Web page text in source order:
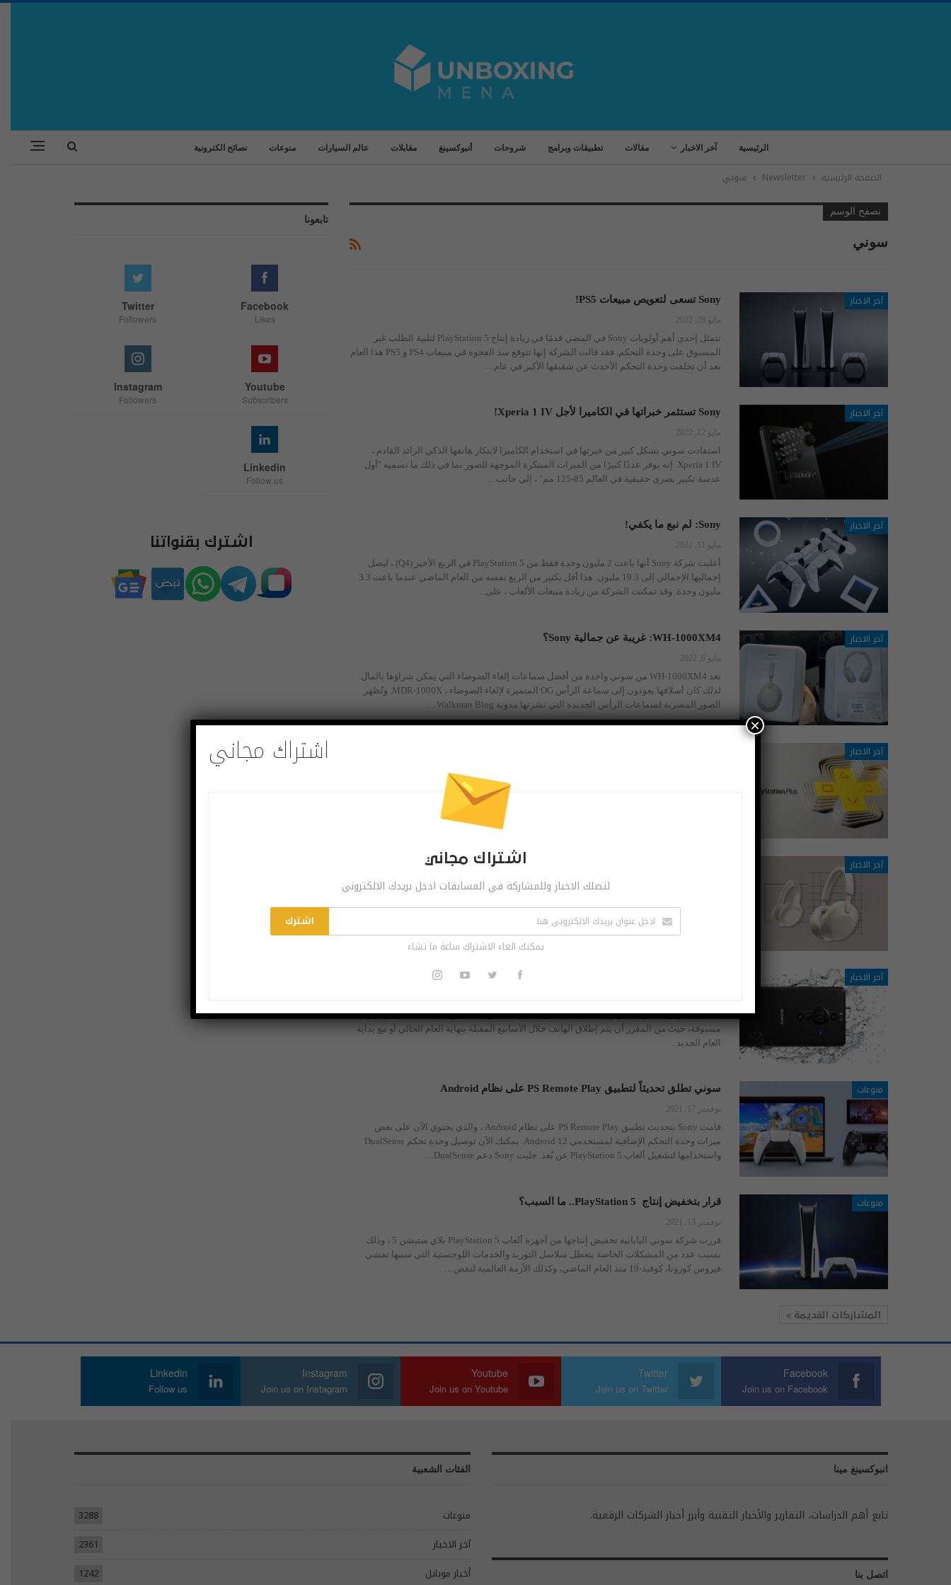
الرئيسية آخر الاخبار مقالات تطبيقات وبرامج شروحات أنبوكسينغ مقابلات عالم السيارات منوعات نصائح الكترونية
الصفحة الرئيسية Newsletter سوني
تصفح الوسم
سوني
آخر الاخبار Sony تسعى لتعويص مبيعات PS5!
مايو 28, 2022
تتمثل إحدى أهم أولويات Sony في المضي قدمًا في زيادة إنتاج PlayStation 5 لتلبية الطلب غير
المسبوق على وحدة التحكم. فقد قالت الشركة إنها تتوقع سد الفجوة في مبيعات PS4 و PS5 هذا العام
بعد أن تخلفت وحدة التحكم الأحدث عن شقيقها الأكبر في عام
آخر الاخبار Sony تستثمر خبراتها في الكاميرا لأجل Xperia 1 IV!
مايو 12, 2022
استفادت سوني بشكل كبير من خبرتها في استخدام الكاميرا لابتكار هاتفها الذكي الرائد القادم ،
Xperia 1 IV. إنه يوفر عددًا كبيرًا من الميزات المبتكرة الموجهة للصور بما في ذلك ما تسميه "أول
عدسة تكبير بصري حقيقية في العالم 85-125 مم" ، إلى جانب
…
آخر الاخبار Sony: لم نبع ما يكفي!
مايو 11, 2022
أعلنت شركة Sony أنها باعت 2 مليون وحدة فقط من PlayStation 5 في الربع الأخير (Q4) ، ليصل
إجماليها الإجمالي إلى 19.3 مليون. هذا أقل بكثير من الربع نفسه من العام الماضي عندما باعت 3.3
مليون وحدة. وقد تمكنت الشركة من زيادة مبيعات الألعاب ، على …
آخر الاخبار WH-1000XM4: غريبة عن جمالية Sony؟
مايو 6, 2022
تعد WH-1000XM4 من سوني واحدة من أفضل سماعات إلغاء الضوضاء التي يمكن شراؤها بالمال.
لذلك كان أسلافها يعودون إلى سماعة الرأس OG المتميزة لإلغاء الضوضاء ، MDR-1000X.
وتُظهر
الصور المسربة لسماعات الرأس الجديدة التي نشرتها مدونة Walkman Blog
آخر الاخبار
يبدو أن شركة Sony يبدو أنها تطلب من المطورين إنشاء تجارب محدودة زمنياً لألعاب معينة لخدمة
PlayStation Plus Premium الجديدة. ورغم أنه لم يكن واضحا في البداية مقدار الدعم الذي ستقدمه
آخر الاخبار
يمكنك شراؤها بفضل بطاريتها التي تدوم طويلاً وقدراتها الممتازة على إلغاء الضوضاء. يبدو الآن أن
الشركة لديها خطة ترقية كبيرة. في تسريب، شاركت TechnikNews
آخر الاخبار كاميرا غير مسبوقة وسعر باهظ.. أول تسريبات هاتف سوني القادم
كشفت تقارير أن شركة سوني تعمل على إطلاق هاتف جديد من الفئة الرائدة بتقنيات كاميرا غير
مسبوقة، حيث من المقرر أن يتم إطلاق الهاتف خلال الأسابيع المقبلة بنهاية العام الحالي أو مع بداية
العام الجديد .
منوعات سوني تطلق تحديثاً لتطبيق PS Remote Play على نظام Android
نوفمبر 17, 2021
قامت Sony بتحديث تطبيق PS Remote Play على نظام Android ، والذي يحتوي الآن على بعض
ميزات وحدة التحكم الإضافية لمستخدمي Android 12. يمكنك الآن توصيل وحدة تحكم DualSense
واستخدامها لتشغيل ألعاب PlayStation 5 عن بُعد. جلبت Sony دعم DualSense…
منوعات قرار بتخفيض إنتاج PlayStation 5.. ما السبب؟
نوفمبر 13, 2021
قررت شركة سوني اليابانية تخفيض إنتاجها من أجهزة ألعاب PlayStation 5 بلاي ستيشن 5 ، وذلك
بسبب عدد من المشكلات الخاصة بتعطل سلاسل التوريد والخدمات اللوجستية التي سببها تفشي
فيروس كورونا، كوفيد-19 منذ العام الماضي، وكذلك الأزمة العالمية لنقص…
المشاركات القديمة
تابعونا
Facebook
Likes
Twitter
Followers
Youtube
Subscribers
Instagram
Followers
Linkedin
Follow us
اشترك بقنواتنا
Facebook
Join us on Facebook
Twitter
Join us on Twitter
Youtube
Join us on Youtube
Instagram
Join us on Instagram
Linkedin
Follow us
انبوكسينغ مينا
تابع أهم الدراسات، التقارير والأخبار التقنية وأبرز أخبار الشركات الرقمية.
اتصل بنا
الفئات الشعبية
منوعات
3288
آخر الاخبار
2361
أخبار موبايل
1242
اشتراك مجاني
اشتراك مجاني
لتصلك الاخبار وللمشاركة في المسابقات ادخل بريدك الالكتروني
اشترك
يمكنك الغاء الاشتراك ساعة ما تشاء
×